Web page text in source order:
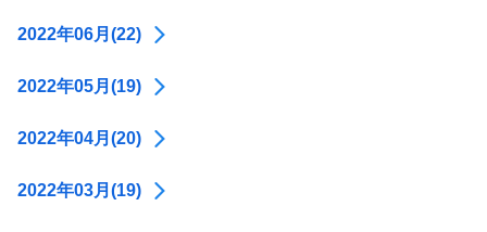
2022年06月(22)
2022年05月(19)
2022年04月(20)
2022年03月(19)